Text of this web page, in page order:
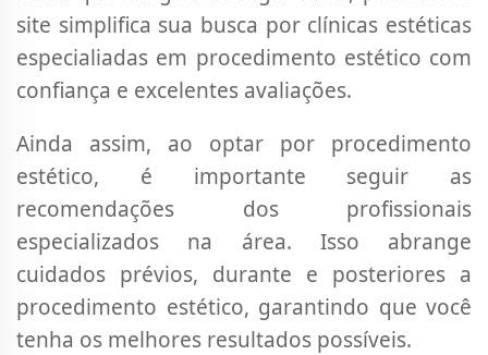
site simplifica sua busca por clínicas estéticas
especialiadas em procedimento estético com
confiança e excelentes avaliações.
Ainda assim, ao optar por procedimento
estético, é importante seguir as
recomendações dos profissionais
especializados na área. Isso abrange
cuidados prévios, durante e posteriores a
procedimento estético, garantindo que você
tenha os melhores resultados possíveis.